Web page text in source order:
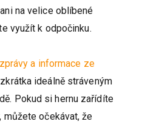
na velice oblíbené
využít k odpočinku.
a informace ze
ideálně stráveným
Pokud si hernu zařídíte
očekávat, že